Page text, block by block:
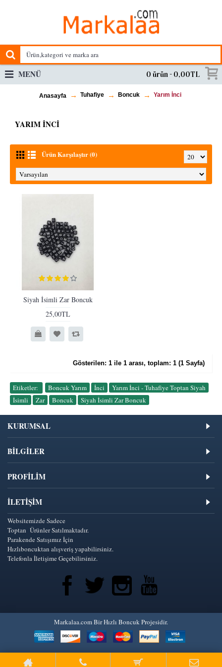
0 ürün - 0,00TL
MENÜ
Anasayfa Tuhafiye Boncuk Yarım İnci
YARIM İNCI
Ürün Karşılaştır (0)
Siyah İsimli Zar Boncuk
25,00TL
Gösterilen: 1 ile 1 arası, toplam: 1 (1 Sayfa)
Etiketler: Boncuk Yarım İnci Yarım İnci - Tuhafiye Toptan Siyah
İsimli
Zar Boncuk Siyah İsimli Zar Boncuk
KURUMSAL
BİLGİLER
PROFİLİM
İLETIŞIM
Websitemizde Sadece
Toptan Ürünler Satılmaktadır.
Parakende Satışımız İçin
Hızlıboncuktan alışveriş yapabilirsiniz.
Telefonla İletişime Geçebilirsiniz.
Markalaa.com Bir Hızlı Boncuk Projesidir.